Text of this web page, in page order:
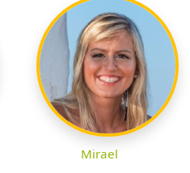
Mirael